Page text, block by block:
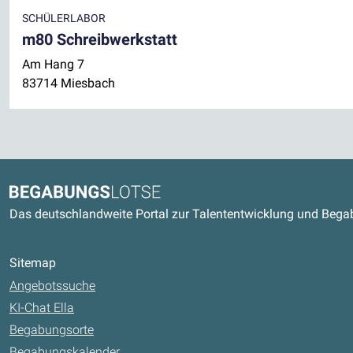
SCHÜLERLABOR
m80 Schreibwerkstatt
Am Hang 7
83714 Miesbach
Kontaktdaten und weitere Links
Begabungslotse
Das deutschlandweite Portal zur Talententwicklung und
Sitemap
Angebotssuche
KI-Chat Ella
Begabungsorte